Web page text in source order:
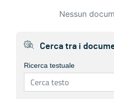
Nessun
Cerca tra i
Ricerca testuale